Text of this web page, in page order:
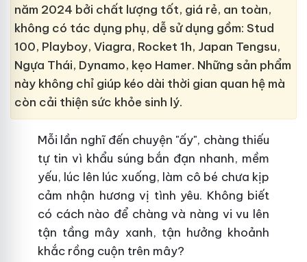
năm 2024 bởi chất lượng tốt, giá rẻ, an toàn,
không có tác dụng phụ, dễ sử dụng gồm: Stud
100, Playboy, Viagra, Rocket 1h, Japan Tengsu,
Ngựa Thái, Dynamo, kẹo Hamer. Những sản phẩm
này không chỉ giúp kéo dài thời gian quan hệ mà
còn cải thiện sức khỏe sinh lý.
Mỗi lần nghĩ đến chuyện "ấy", chàng thiếu
tự tin vì khẩu súng bắn đạn nhanh, mềm
yếu, lúc lên lúc xuống, làm cô bé chưa kịp
cảm nhận hương vị tình yêu. Không biết
có cách nào để chàng và nàng vi vu lên
tận tầng mây xanh, tận hưởng khoảnh
khắc rồng cuộn trên mây?